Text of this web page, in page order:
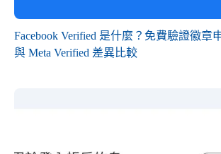
Facebook Verified 是什麼？免費驗證徽章
與 Meta Verified 差異比較